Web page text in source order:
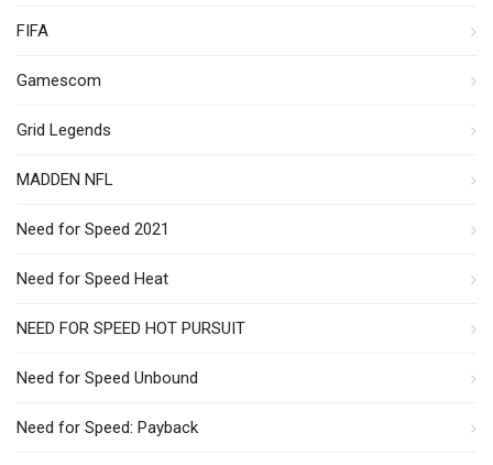
FIFA
Gamescom
Grid Legends
MADDEN NFL
Need for Speed 2021
Need for Speed Heat
NEED FOR SPEED HOT PURSUIT
Need for Speed Unbound
Need for Speed: Payback